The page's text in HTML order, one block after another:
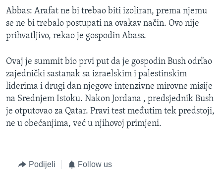
Abbas: Arafat ne bi trebao biti izoliran, prema njemu
se ne bi trebalo postupati na ovakav način. Ovo nije
prihvatljivo, rekao je gospodin Abass.
Ovaj je summit bio prvi put da je gospodin Bush odrľao
zajednički sastanak sa izraelskim i palestinskim
liderima i drugi dan njegove intenzivne mirovne misije
na Srednjem Istoku. Nakon Jordana , predsjednik Bush
je otputovao za Qatar. Pravi test međutim tek predstoji,
ne u obećanjima, već u njihovoj primjeni.
Podijeli Follow us